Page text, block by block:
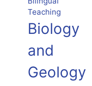
Teaching
Biology
and
Geology